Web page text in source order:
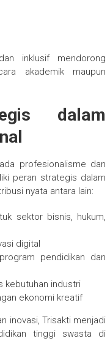
inklusif mendorong
akademik maupun
dalam
profesionalisme dan
peran strategis dalam
nyata antara lain:
sektor bisnis, hukum,
digital
pendidikan dan
kebutuhan industri
ekonomi kreatif
inovasi, Trisakti menjadi
tinggi swasta di